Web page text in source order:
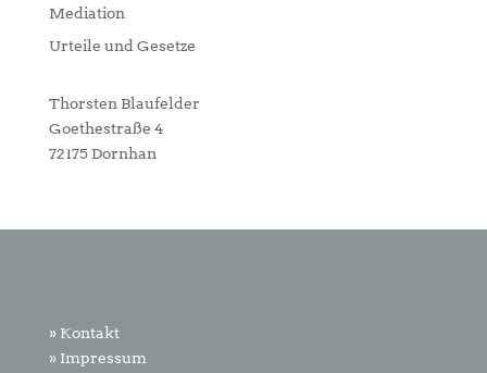
Mediation
Urteile und Gesetze
Thorsten Blaufelder
Goethestraße 4
72175 Dornhan
» Kontakt
» Impressum